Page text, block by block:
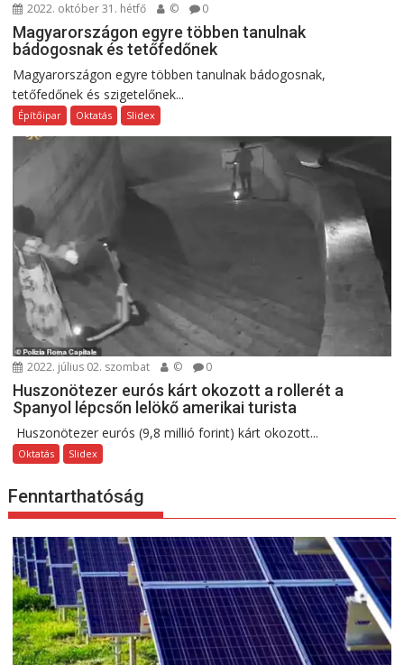
2022. október 31. hétfő © 0
Magyarországon egyre többen tanulnak
bádogosnak és tetőfedőnek
Magyarországon egyre többen tanulnak bádogosnak,
tetőfedőnek és szigetelőnek...
Építőipar Oktatás Slidex
2022. július 02. szombat © 0
Huszonötezer eurós kárt okozott a rollerét a
Spanyol lépcsőn lelökő amerikai turista
Huszonötezer eurós (9,8 millió forint) kárt okozott...
Oktatás Slidex
Fenntarthatóság